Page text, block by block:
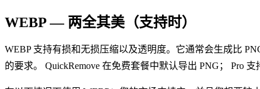
WEBP — 两全其美（支持时）
WEBP 支持有损和无损压缩以及透明度。它通常会生成比
的要求。 QuickRemove 在免费套餐中默认导出 PNG； Pro